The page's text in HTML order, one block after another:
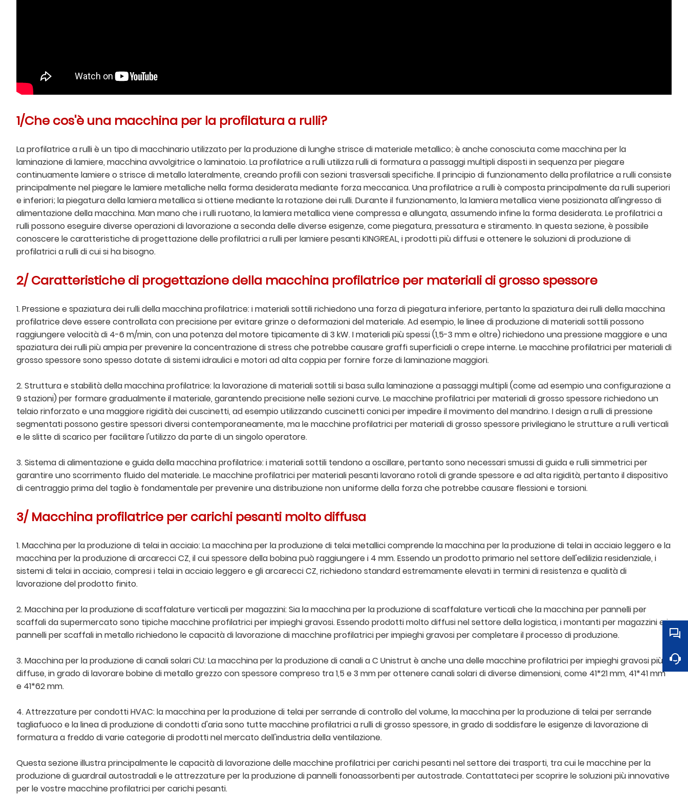
1/Che cos'è una macchina per la profilatura a rulli?
La profilatrice a rulli è un tipo di macchinario utilizzato per la produzione di lunghe strisce di materiale metallico; è anche conosciuta come macchina per la
laminazione di lamiere, macchina avvolgitrice o laminatoio. La profilatrice a rulli utilizza rulli di formatura a passaggi multipli disposti in sequenza per piegare
continuamente lamiere o strisce di metallo lateralmente, creando profili con sezioni trasversali specifiche. Il principio di funzionamento della profilatrice a rulli consiste
principalmente nel piegare le lamiere metalliche nella forma desiderata mediante forza meccanica. Una profilatrice a rulli è composta principalmente da rulli superiori
e inferiori; la piegatura della lamiera metallica si ottiene mediante la rotazione dei rulli. Durante il funzionamento, la lamiera metallica viene posizionata all'ingresso di
alimentazione della macchina. Man mano che i rulli ruotano, la lamiera metallica viene compressa e allungata, assumendo infine la forma desiderata. Le profilatrici a
rulli possono eseguire diverse operazioni di lavorazione a seconda delle diverse esigenze, come piegatura, pressatura e stiramento. In questa sezione, è possibile
conoscere le caratteristiche di progettazione delle profilatrici a rulli per lamiere pesanti KINGREAL, i prodotti più diffusi e ottenere le soluzioni di produzione di
profilatrici a rulli di cui si ha bisogno.
2/ Caratteristiche di progettazione della macchina profilatrice per materiali di grosso spessore
1. Pressione e spaziatura dei rulli della macchina profilatrice: i materiali sottili richiedono una forza di piegatura inferiore, pertanto la spaziatura dei rulli della macchina
profilatrice deve essere controllata con precisione per evitare grinze o deformazioni del materiale. Ad esempio, le linee di produzione di materiali sottili possono
raggiungere velocità di 4-6 m/min, con una potenza del motore tipicamente di 3 kW. I materiali più spessi (1,5-3 mm e oltre) richiedono una pressione maggiore e una
spaziatura dei rulli più ampia per prevenire la concentrazione di stress che potrebbe causare graffi superficiali o crepe interne. Le macchine profilatrici per materiali di
grosso spessore sono spesso dotate di sistemi idraulici e motori ad alta coppia per fornire forze di laminazione maggiori.
2. Struttura e stabilità della macchina profilatrice: la lavorazione di materiali sottili si basa sulla laminazione a passaggi multipli (come ad esempio una configurazione a
9 stazioni) per formare gradualmente il materiale, garantendo precisione nelle sezioni curve. Le macchine profilatrici per materiali di grosso spessore richiedono un
telaio rinforzato e una maggiore rigidità dei cuscinetti, ad esempio utilizzando cuscinetti conici per impedire il movimento del mandrino. I design a rulli di pressione
segmentati possono gestire spessori diversi contemporaneamente, ma le macchine profilatrici per materiali di grosso spessore privilegiano le strutture a rulli verticali
e le slitte di scarico per facilitare l'utilizzo da parte di un singolo operatore.
3. Sistema di alimentazione e guida della macchina profilatrice: i materiali sottili tendono a oscillare, pertanto sono necessari smussi di guida e rulli simmetrici per
garantire uno scorrimento fluido del materiale. Le macchine profilatrici per materiali pesanti lavorano rotoli di grande spessore e ad alta rigidità, pertanto il dispositivo
di centraggio prima del taglio è fondamentale per prevenire una distribuzione non uniforme della forza che potrebbe causare flessioni e torsioni.
3/ Macchina profilatrice per carichi pesanti molto diffusa
1. Macchina per la produzione di telai in acciaio: La macchina per la produzione di telai metallici comprende la macchina per la produzione di telai in acciaio leggero e la
macchina per la produzione di arcarecci CZ, il cui spessore della bobina può raggiungere i 4 mm. Essendo un prodotto primario nel settore dell'edilizia residenziale, i
sistemi di telai in acciaio, compresi i telai in acciaio leggero e gli arcarecci CZ, richiedono standard estremamente elevati in termini di resistenza e qualità di
lavorazione del prodotto finito.
2. Macchina per la produzione di scaffalature verticali per magazzini: Sia la macchina per la produzione di scaffalature verticali che la macchina per pannelli per
scaffali da supermercato sono tipiche macchine profilatrici per impieghi gravosi. Essendo prodotti molto diffusi nel settore della logistica, i montanti per magazzini e i
pannelli per scaffali in metallo richiedono le capacità di lavorazione di macchine profilatrici per impieghi gravosi per completare il processo di produzione.
3. Macchina per la produzione di canali solari CU: La macchina per la produzione di canali a C Unistrut è anche una delle macchine profilatrici per impieghi gravosi più
diffuse, in grado di lavorare bobine di metallo grezzo con spessore compreso tra 1,5 e 3 mm per ottenere canali solari di diverse dimensioni, come 41*21 mm, 41*41 mm
e 41*62 mm.
4. Attrezzature per condotti HVAC: la macchina per la produzione di telai per serrande di controllo del volume, la macchina per la produzione di telai per serrande
tagliafuoco e la linea di produzione di condotti d'aria sono tutte macchine profilatrici a rulli di grosso spessore, in grado di soddisfare le esigenze di lavorazione di
formatura a freddo di varie categorie di prodotti nel mercato dell'industria della ventilazione.
Questa sezione illustra principalmente le capacità di lavorazione delle macchine profilatrici per carichi pesanti nel settore dei trasporti, tra cui le macchine per la
produzione di guardrail autostradali e le attrezzature per la produzione di pannelli fonoassorbenti per autostrade. Contattateci per scoprire le soluzioni più innovative
per le vostre macchine profilatrici per carichi pesanti.